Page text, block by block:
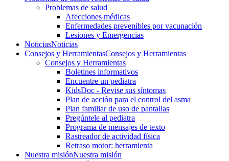
Problemas de salud
Afecciones médicas
Enfermedades prevenibles por vacunación
Lesiones y Emergencias
NoticiasNoticias
Consejos y HerramientasConsejos y Herramientas
Consejos y Herramientas
Boletines informativos
Encuentre un pediatra
KidsDoc - Revise sus síntomas
Plan de acción para el control del asma
Plan familiar de uso de pantallas
Pregúntele al pediatra
Programa de mensajes de texto
Rastre​​ador de activida​d física
Retraso motor: herramienta
Nuestra misiónNuestra misión